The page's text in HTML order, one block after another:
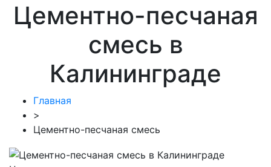
Цементно-пеcчаная
смесь в
Калининграде
Главная
>
Цементно-песчаная смесь